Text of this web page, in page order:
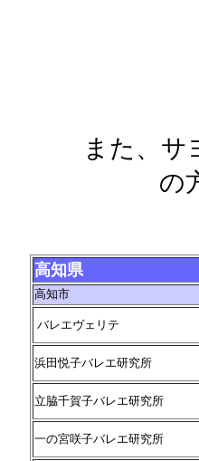
また、サ
の
高知県
高知市
バレエヴェリテ
浜田悦子バレエ研究所
立脇千賀子バレエ研究所
一の宮咲子バレエ研究所